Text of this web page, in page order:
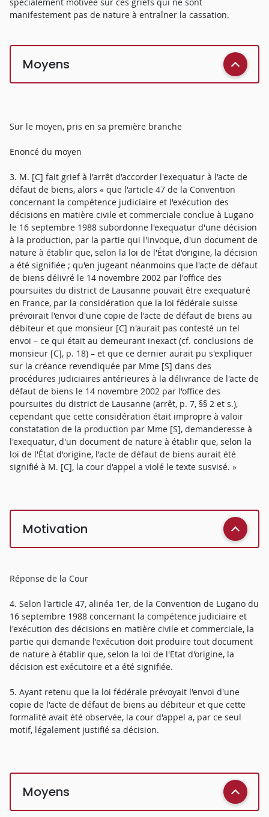
manifestement pas de nature à entraîner la cassation.
Moyens
Sur le moyen, pris en sa première branche
Enoncé du moyen
3. M. [C] fait grief à l'arrêt d'accorder l'exequatur à l'acte de
défaut de biens, alors « que l'article 47 de la Convention
concernant la compétence judiciaire et l'exécution des
décisions en matière civile et commerciale conclue à Lugano
le 16 septembre 1988 subordonne l'exequatur d'une décision
à la production, par la partie qui l'invoque, d'un document de
nature à établir que, selon la loi de l'État d'origine, la décision
a été signifiée ; qu'en jugeant néanmoins que l'acte de défaut
de biens délivré le 14 novembre 2002 par l'office des
poursuites du district de Lausanne pouvait être exequaturé
en France, par la considération que la loi fédérale suisse
prévoirait l'envoi d'une copie de l'acte de défaut de biens au
débiteur et que monsieur [C] n'aurait pas contesté un tel
envoi – ce qui était au demeurant inexact (cf. conclusions de
monsieur [C], p. 18) – et que ce dernier aurait pu s'expliquer
sur la créance revendiquée par Mme [S] dans des
procédures judiciaires antérieures à la délivrance de l'acte de
défaut de biens le 14 novembre 2002 par l'office des
poursuites du district de Lausanne (arrêt, p. 7, §§ 2 et s.),
cependant que cette considération était impropre à valoir
constatation de la production par Mme [S], demanderesse à
l'exequatur, d'un document de nature à établir que, selon la
loi de l'État d'origine, l'acte de défaut de biens aurait été
signifié à M. [C], la cour d'appel a violé le texte susvisé. »
Motivation
Réponse de la Cour
4. Selon l'article 47, alinéa 1er, de la Convention de Lugano du
16 septembre 1988 concernant la compétence judiciaire et
l'exécution des décisions en matière civile et commerciale, la
partie qui demande l'exécution doit produire tout document
de nature à établir que, selon la loi de l'Etat d'origine, la
décision est exécutoire et a été signifiée.
5. Ayant retenu que la loi fédérale prévoyait l'envoi d'une
copie de l'acte de défaut de biens au débiteur et que cette
formalité avait été observée, la cour d'appel a, par ce seul
motif, légalement justifié sa décision.
Moyens